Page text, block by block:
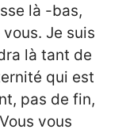
là -bas,
Je suis
là tant de
qui est
pas de fin,
vous